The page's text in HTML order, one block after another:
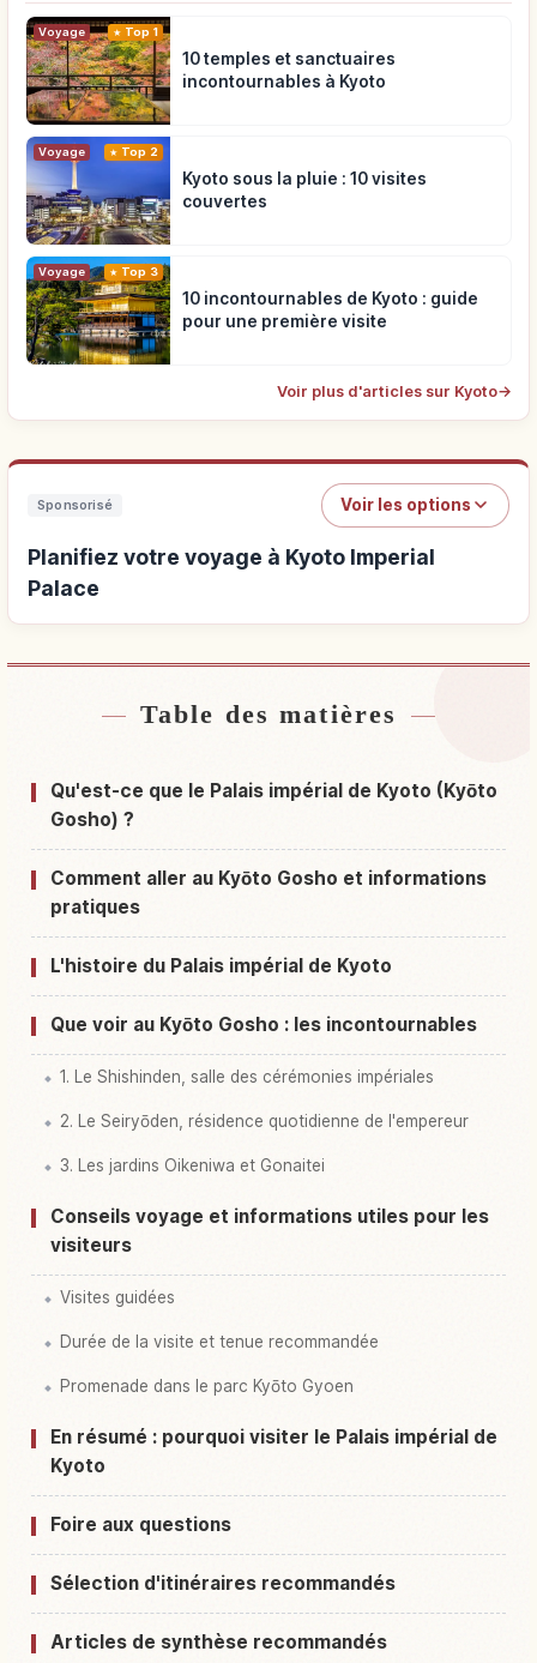
Voyage Top 1
10 temples et sanctuaires
incontournables à Kyoto
Voyage Top 2
Kyoto sous la pluie : 10 visites
couvertes
Voyage Top 3
10 incontournables de Kyoto : guide
pour une première visite
Voir plus d'articles sur Kyoto→
Sponsorisé Voir les options
Planifiez votre voyage à Kyoto Imperial
Palace
Hébergements près de Kyoto Imperial Palace
Activités à Kyoto Imperial Palace↗
Table des matières
Qu'est-ce que le Palais impérial de Kyoto (Kyōto
Gosho) ?
Comment aller au Kyōto Gosho et informations
pratiques
L'histoire du Palais impérial de Kyoto
Que voir au Kyōto Gosho : les incontournables
1. Le Shishinden, salle des cérémonies impériales
2. Le Seiryōden, résidence quotidienne de l'empereur
3. Les jardins Oikeniwa et Gonaitei
Conseils voyage et informations utiles pour les
visiteurs
Visites guidées
Durée de la visite et tenue recommandée
Promenade dans le parc Kyōto Gyoen
En résumé : pourquoi visiter le Palais impérial de
Kyoto
Foire aux questions
Sélection d'itinéraires recommandés
Articles de synthèse recommandés